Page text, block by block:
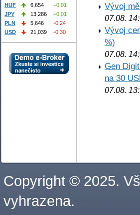
Vývoj
07.08.
Vývoj
%)
07.08.
Gen
na 30
07.08.
HUF
6,654
+0,01
JPY
13,286
+0,01
PLN
5,646
-0,24
USD
21,039 -0,30
Copyright © 2025.
vyhrazena.